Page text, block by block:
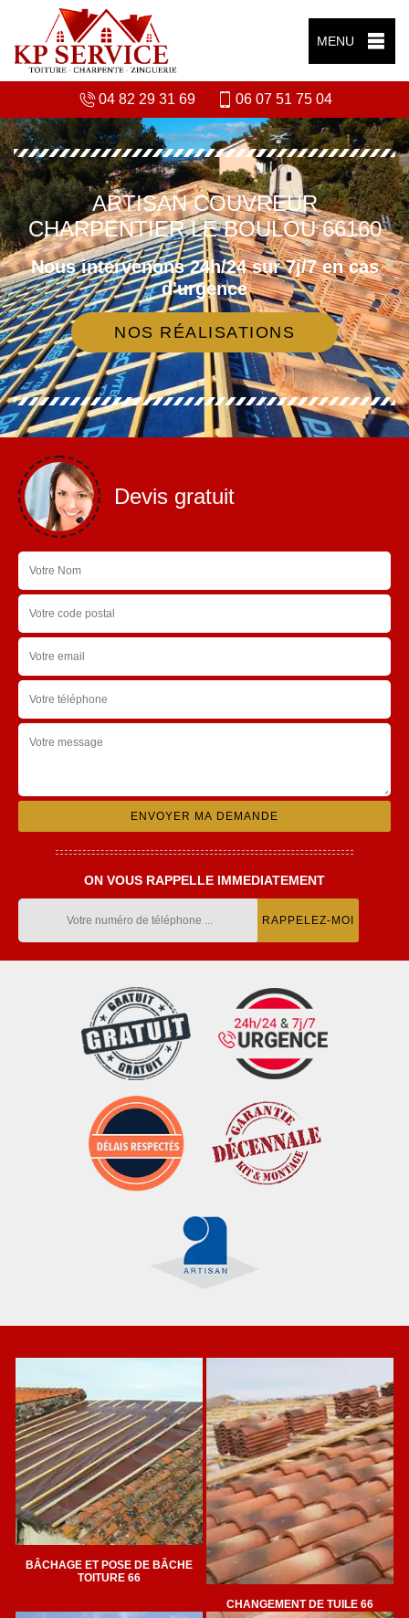
MENU
04 82 29 31 69 06 07 51 75 04
ARTISAN COUVREUR
CHARPENTIER LE BOULOU 66160
Nous intervenons 24h/24 sur 7j/7 en cas
d'urgence
NOS RÉALISATIONS
Devis gratuit
ON VOUS RAPPELLE IMMEDIATEMENT
BÂCHAGE ET POSE DE BÂCHE
TOITURE 66
CHANGEMENT DE TUILE 66